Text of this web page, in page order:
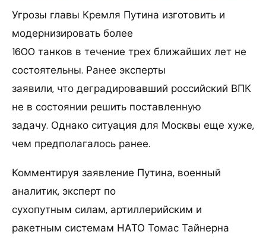
Угрозы главы Кремля Путина изготовить и
модернизировать более
1600 танков в течение трех ближайших лет не
состоятельны. Ранее эксперты
заявили, что деградировавший российский ВПК
не в состоянии решить поставленную
задачу. Однако ситуация для Москвы еще хуже,
чем предполагалось ранее.
Комментируя заявление Путина, военный
аналитик, эксперт по
сухопутным силам, артиллерийским и
ракетным системам НАТО Томас Тайнерна